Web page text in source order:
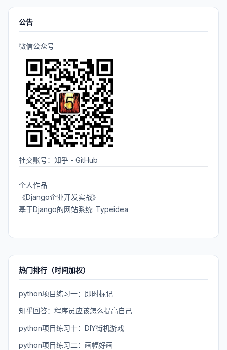
公告
微信公众号
社交账号： 知乎 - GitHub
个人作品
《Django企业开发实战》
基于Django的网站系统: Typeidea
热门排行（时间加权）
python项目练习一：即时标记
知乎回答：程序员应该怎么提高自己
python项目练习十：DIY街机游戏
python项目练习二：画幅好画